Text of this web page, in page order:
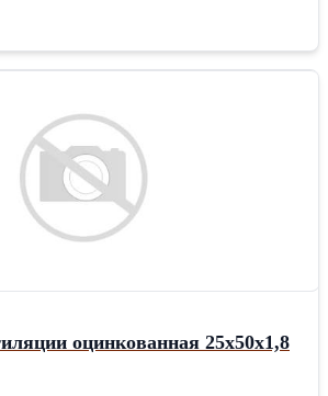
свой заказ на почту zakaz@pt096.ru
оцинкованная 25х50х1,8